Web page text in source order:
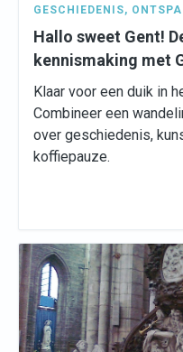
GESCHIEDENIS,
Hallo sweet Gent!
kennismaking met
Klaar voor een duik in
Combineer een
over geschiedenis,
koffiepauze.